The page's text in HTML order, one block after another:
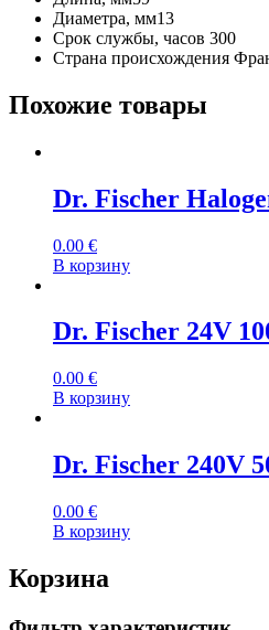
Диаметра, мм13
Срок службы, часов 300
Страна происхождения
Похожие товары
Dr. Fischer
0.00 €
В корзину
Dr. Fischer 24V
0.00 €
В корзину
Dr. Fischer 240V
0.00 €
В корзину
Корзина